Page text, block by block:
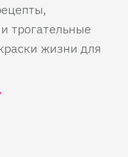
трогательные
жизни для